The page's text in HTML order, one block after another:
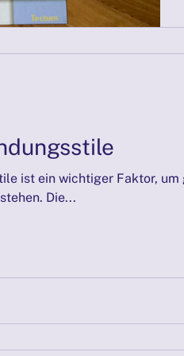
ist ein wichtiger Faktor,
Die...